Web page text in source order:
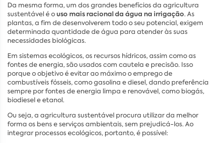
Da mesma forma, um dos grandes benefícios da agricultura
sustentável é ouso mais racional da água na irrigação. As
plantas, a fim de desenvolverem todo o seu potencial, exigem
determinada quantidade de água para atender às suas
necessidades biológicas.
Em sistemas ecológicos, os recursos hídricos, assim como as
fontes de energia, são usados com cautela e precisão. Isso
porque o objetivo é evitar ao máximo o emprego de
combustíveis fósseis, como gasolina e diesel, dando preferência
sempre por fontes de energia limpa e renovável, como biogás,
biodiesel e etanol.
Ou seja, a agricultura sustentável procura utilizar da melhor
forma os bens e serviços ambientais, sem prejudicá-los. Ao
integrar processos ecológicos, portanto, é possível: